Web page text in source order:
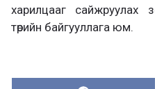
харилцааг сайжруулах
төрийн байгууллага юм.